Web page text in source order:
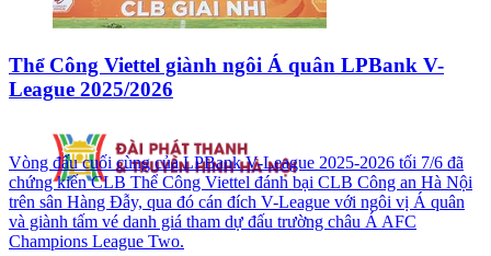
Thể Công Viettel giành ngôi Á quân LPBank V-
League 2025/2026
Vòng đấu cuối cùng của LPBank V-League 2025-2026 tối 7/6 đã
chứng kiến CLB Thể Công Viettel đánh bại CLB Công an Hà Nội
trên sân Hàng Đẫy, qua đó cán đích V-League với ngôi vị Á quân
và giành tấm vé danh giá tham dự đấu trường châu Á AFC
Champions League Two.